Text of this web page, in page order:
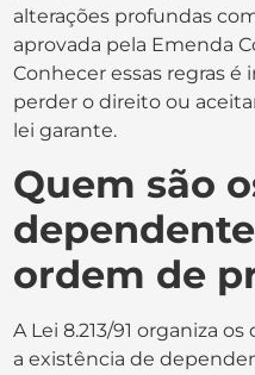
alterações profundas
aprovada pela Emenda
Conhecer essas regras é
perder o direito ou
lei garante.
Quem são
ordem de
A Lei 8.213/91 organiza
a existência de